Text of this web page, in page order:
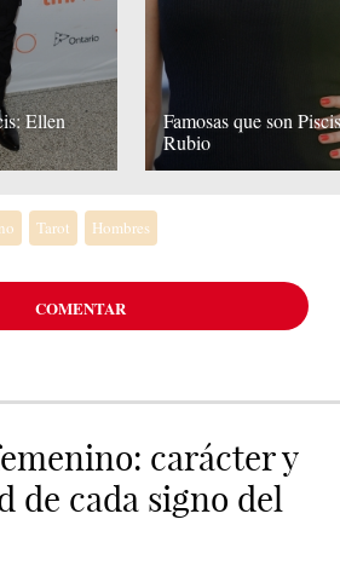
Ellen
Famosas que son
Rubio
Tarot Hombres
COMENTAR
carácter y
de cada signo del